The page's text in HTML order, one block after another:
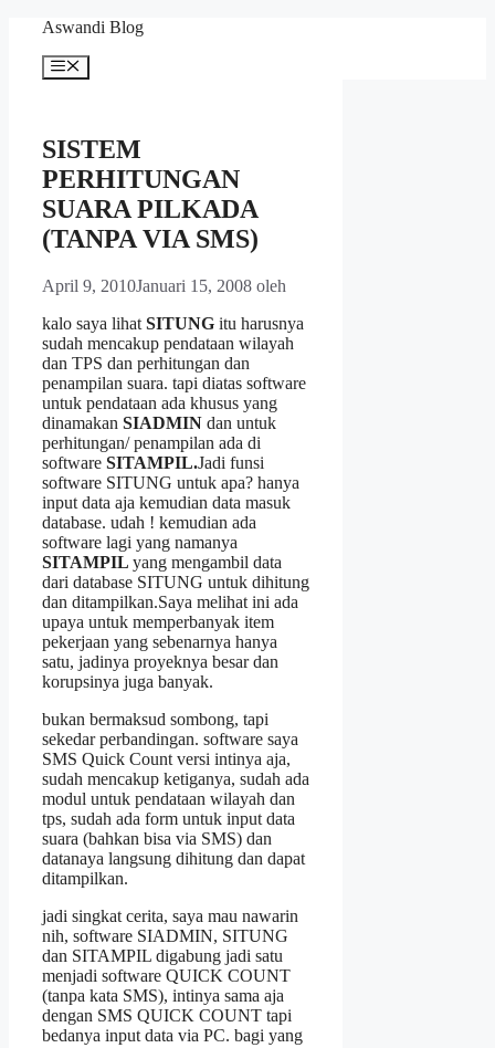
Langsung
Aswandi Blog
Menu
SISTEM
PERHITUNGAN
SUARA PILKADA
(TANPA VIA SMS)
April 9, 2010Januari 15, 2008 oleh
kalo saya lihat SITUNG itu harusnya
sudah mencakup pendataan wilayah
dan TPS dan perhitungan dan
penampilan suara. tapi diatas software
untuk pendataan ada khusus yang
dinamakan SIADMIN dan untuk
perhitungan/ penampilan ada di
software SITAMPIL.Jadi funsi
software SITUNG untuk apa? hanya
input data aja kemudian data masuk
database. udah ! kemudian ada
software lagi yang namanya
SITAMPIL yang mengambil data
dari database SITUNG untuk dihitung
dan ditampilkan.Saya melihat ini ada
upaya untuk memperbanyak item
pekerjaan yang sebenarnya hanya
satu, jadinya proyeknya besar dan
korupsinya juga banyak.
bukan bermaksud sombong, tapi
sekedar perbandingan. software saya
SMS Quick Count versi intinya aja,
sudah mencakup ketiganya, sudah ada
modul untuk pendataan wilayah dan
tps, sudah ada form untuk input data
suara (bahkan bisa via SMS) dan
datanaya langsung dihitung dan dapat
ditampilkan.
jadi singkat cerita, saya mau nawarin
nih, software SIADMIN, SITUNG
dan SITAMPIL digabung jadi satu
menjadi software QUICK COUNT
(tanpa kata SMS), intinya sama aja
dengan SMS QUICK COUNT tapi
bedanya input data via PC. bagi yang